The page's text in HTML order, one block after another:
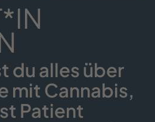
du alles über
mit Cannabis,
Patient